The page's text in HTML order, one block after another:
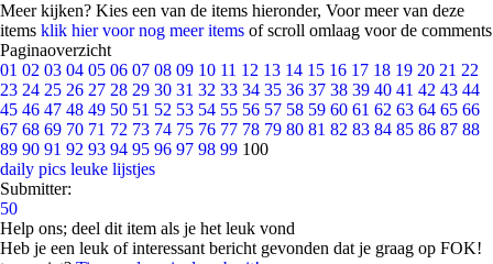
Meer kijken? Kies een van de items hieronder, Voor meer van deze
items klik hier voor nog meer items of scroll omlaag voor de comments
Paginaoverzicht
01 02 03 04 05 06 07 08 09 10 11 12 13 14 15 16 17 18 19 20 21 22
23 24 25 26 27 28 29 30 31 32 33 34 35 36 37 38 39 40 41 42 43 44
45 46 47 48 49 50 51 52 53 54 55 56 57 58 59 60 61 62 63 64 65 66
67 68 69 70 71 72 73 74 75 76 77 78 79 80 81 82 83 84 85 86 87 88
89 90 91 92 93 94 95 96 97 98 99 100
daily pics leuke lijstjes
Submitter:
50
Help ons; deel dit item als je het leuk vond
Heb je een leuk of interessant bericht gevonden dat je graag op FOK!